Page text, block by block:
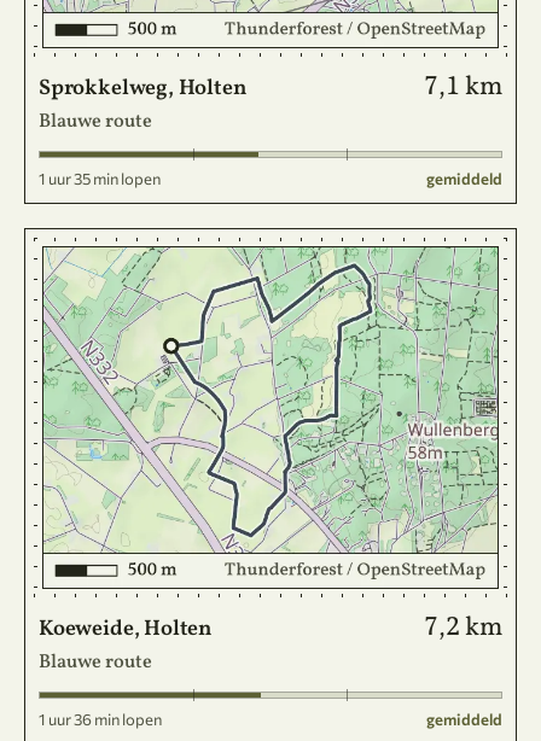
Sprokkelweg, Holten 7,1 km
Blauwe route
1 uur 35 min lopen gemiddeld
Koeweide, Holten 7,2 km
Blauwe route
1 uur 36 min lopen gemiddeld